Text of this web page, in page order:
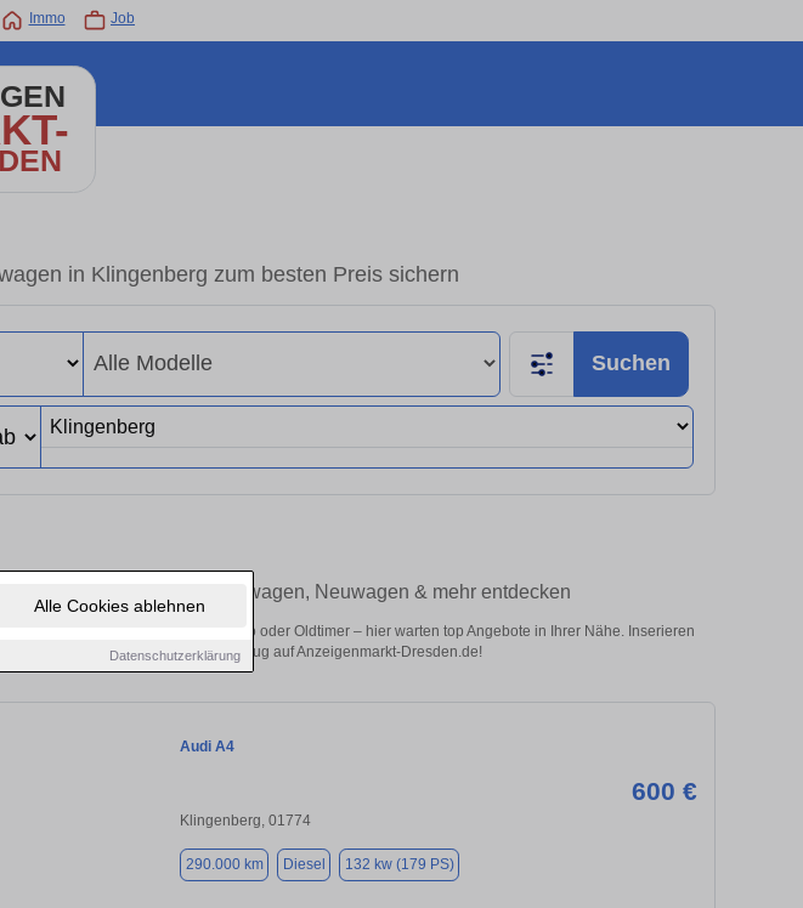
Alle Cookies ablehnen
Datenschutzerklärung
Immo Job
in Klingenberg zum besten Preis sichern
Suchen
in Klingenberg – Gebrauchtwagen, Neuwagen & mehr entdecken
Ob Kleinwagen, SUV, Cabrio oder Oldtimer – hier warten top Angebote in Ihrer Nähe. Inserieren
oder finden Sie Ihr nächstes Fahrzeug auf Anzeigenmarkt-Dresden.de!
Audi A4
600 €
Klingenberg, 01774
290.000 km Diesel 132 kw (179 PS)